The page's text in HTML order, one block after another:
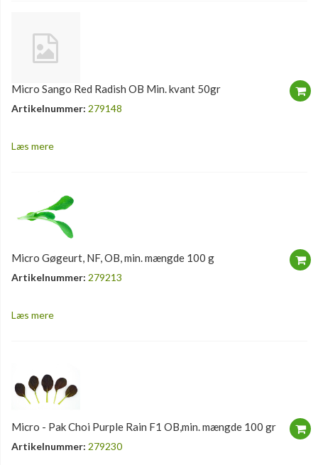
Micro Sango Red Radish OB Min. kvant 50gr
Artikelnummer: 279148
Læs mere
Micro Gøgeurt, NF, OB, min. mængde 100 g
Artikelnummer: 279213
Læs mere
Micro - Pak Choi Purple Rain F1 OB,min. mængde 100 gr
Artikelnummer: 279230